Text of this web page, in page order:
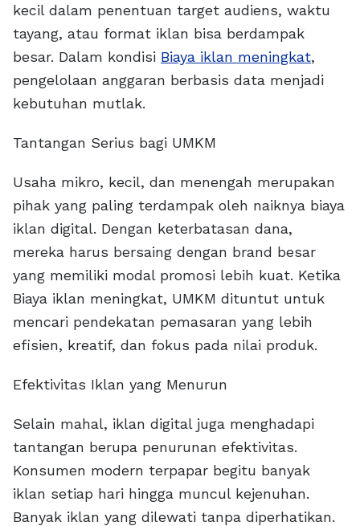
kecil dalam penentuan target audiens, waktu
tayang, atau format iklan bisa berdampak
besar. Dalam kondisi Biaya iklan meningkat,
pengelolaan anggaran berbasis data menjadi
kebutuhan mutlak.
Tantangan Serius bagi UMKM
Usaha mikro, kecil, dan menengah merupakan
pihak yang paling terdampak oleh naiknya biaya
iklan digital. Dengan keterbatasan dana,
mereka harus bersaing dengan brand besar
yang memiliki modal promosi lebih kuat. Ketika
Biaya iklan meningkat, UMKM dituntut untuk
mencari pendekatan pemasaran yang lebih
efisien, kreatif, dan fokus pada nilai produk.
Efektivitas Iklan yang Menurun
Selain mahal, iklan digital juga menghadapi
tantangan berupa penurunan efektivitas.
Konsumen modern terpapar begitu banyak
iklan setiap hari hingga muncul kejenuhan.
Banyak iklan yang dilewati tanpa diperhatikan.